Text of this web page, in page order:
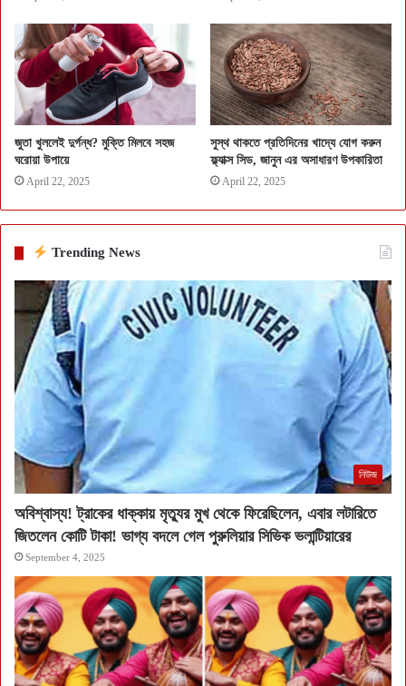
জুতা খুললেই দুর্গন্ধ? মুক্তি মিলবে সহজ
ঘরোয়া উপায়ে
April 22, 2025
সুস্থ থাকতে প্রতিদিনের খাদ্যে যোগ করুন
ফ্ল্যাক্স সিড, জানুন এর অসাধারণ উপকারিতা
April 22, 2025
Trending News
নিউজ
অবিশ্বাস্য! ট্রাকের ধাক্কায় মৃত্যুর মুখ থেকে ফিরেছিলেন, এবার লটারিতে
জিতলেন কোটি টাকা! ভাগ্য বদলে গেল পুরুলিয়ার সিভিক ভলান্টিয়ারের
September 4, 2025